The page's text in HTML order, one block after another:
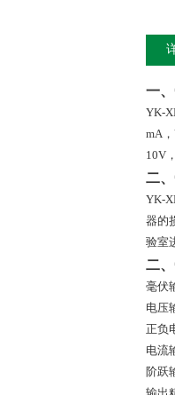
一、
YK-
mA ，
10V ，
二、
YK-
器的
验室
二、
毫伏
电压
正负
电流
阶跃